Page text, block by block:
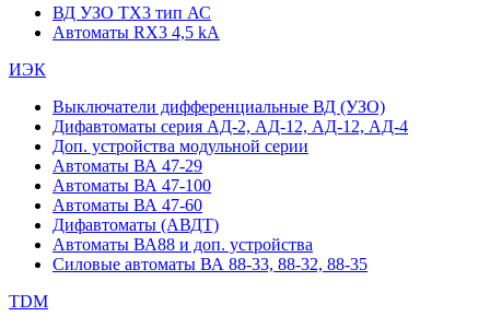
ВД УЗО TX3 тип АС
Автоматы RX3 4,5 kA
ИЭК
Выключатели дифференциальные ВД (УЗО)
Дифавтоматы серия АД-2, АД-12, АД-12, АД-4
Доп. устройства модульной серии
Автоматы ВА 47-29
Автоматы ВА 47-100
Автоматы ВА 47-60
Дифавтоматы (АВДТ)
Автоматы ВА88 и доп. устройства
Силовые автоматы ВА 88-33, 88-32, 88-35
TDM